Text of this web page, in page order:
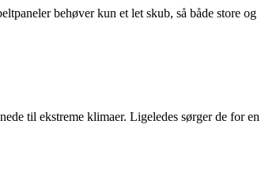
behøver kun et let skub, så både store og
til ekstreme klimaer. Ligeledes sørger de for en